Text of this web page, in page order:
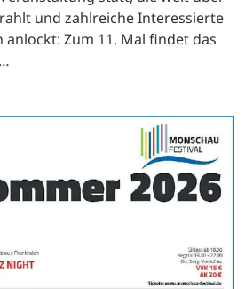
und zahlreiche Interessierte
Zum 11. Mal findet das